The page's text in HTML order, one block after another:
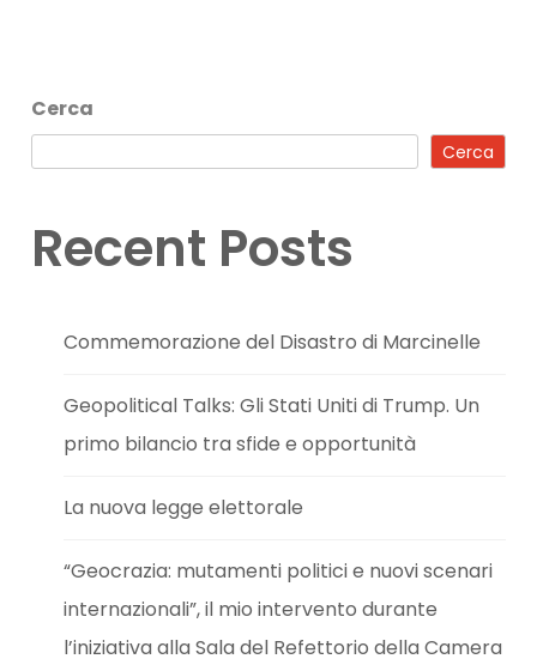
Cerca
Cerca
Recent Posts
Commemorazione del Disastro di Marcinelle
Geopolitical Talks: Gli Stati Uniti di Trump. Un
primo bilancio tra sfide e opportunità
La nuova legge elettorale
“Geocrazia: mutamenti politici e nuovi scenari
internazionali”, il mio intervento durante
l’iniziativa alla Sala del Refettorio della Camera